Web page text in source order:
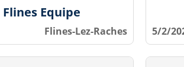
Flines Equipe
Flines-Lez-Raches 5/2/